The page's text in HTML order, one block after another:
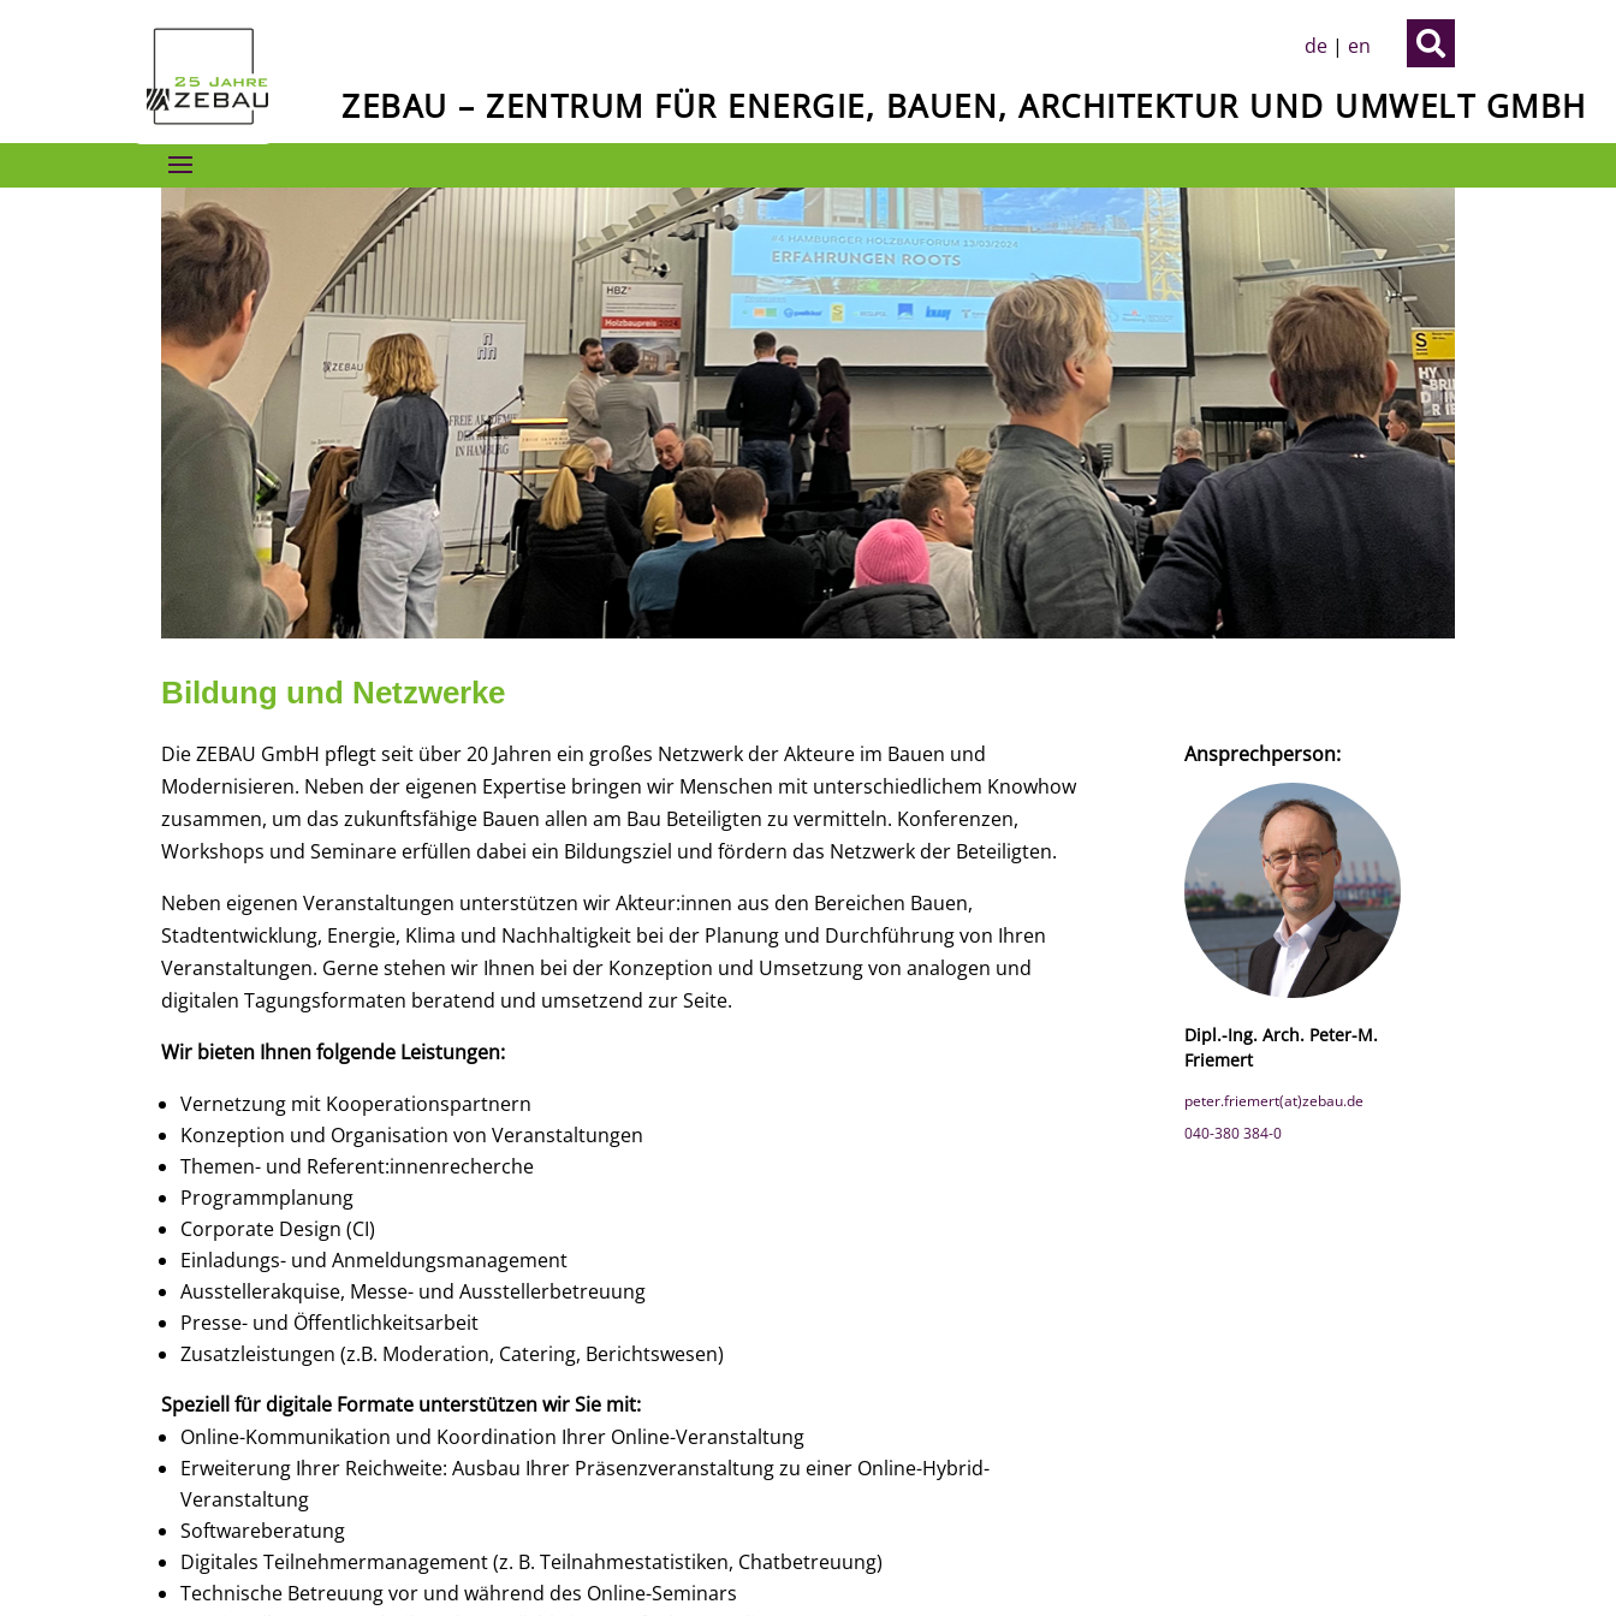

de| en
ZEBAU – ZENTRUM FÜR ENERGIE, BAUEN, ARCHITEKTUR UND UMWELT GMBH
Bildung und Netzwerke
Die ZEBAU GmbH pflegt seit über 20 Jahren ein großes Netzwerk der Akteure im Bauen und
Modernisieren. Neben der eigenen Expertise bringen wir Menschen mit unterschiedlichem Knowhow
zusammen, um das zukunftsfähige Bauen allen am Bau Beteiligten zu vermitteln. Konferenzen,
Workshops und Seminare erfüllen dabei ein Bildungsziel und fördern das Netzwerk der Beteiligten.
Neben eigenen Veranstaltungen unterstützen wir Akteur:innen aus den Bereichen Bauen,
Stadtentwicklung, Energie, Klima und Nachhaltigkeit bei der Planung und Durchführung von Ihren
Veranstaltungen. Gerne stehen wir Ihnen bei der Konzeption und Umsetzung von analogen und
digitalen Tagungsformaten beratend und umsetzend zur Seite.
Wir bieten Ihnen folgende Leistungen:
Vernetzung mit Kooperationspartnern
Konzeption und Organisation von Veranstaltungen
Themen- und Referent:innenrecherche
Programmplanung
Corporate Design (CI)
Einladungs- und Anmeldungsmanagement
Ausstellerakquise, Messe- und Ausstellerbetreuung
Presse- und Öffentlichkeitsarbeit
Zusatzleistungen (z.B. Moderation, Catering, Berichtswesen)
Speziell für digitale Formate unterstützen wir Sie mit:
Online-Kommunikation und Koordination Ihrer Online-Veranstaltung
Erweiterung Ihrer Reichweite: Ausbau Ihrer Präsenzveranstaltung zu einer Online-Hybrid-
Veranstaltung
Softwareberatung
Digitales Teilnehmermanagement (z. B. Teilnahmestatistiken, Chatbetreuung)
Technische Betreuung vor und während des Online-Seminars
Ansprechperson:
Dipl.-Ing. Arch. Peter-M.
Friemert
peter.friemert(at)zebau.de
040-380 384-0